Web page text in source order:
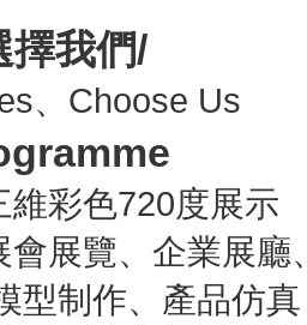
擇我們/
、Choose Us
彩色720度展示
會展覽、企業展廳
型制作、產品仿真